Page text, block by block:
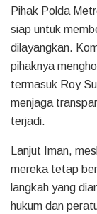
Pihak Polda
siap untuk
dilayangkan.
pihaknya
termasuk Roy
menjaga
terjadi.
Lanjut Iman,
mereka tetap
langkah yang
hukum dan